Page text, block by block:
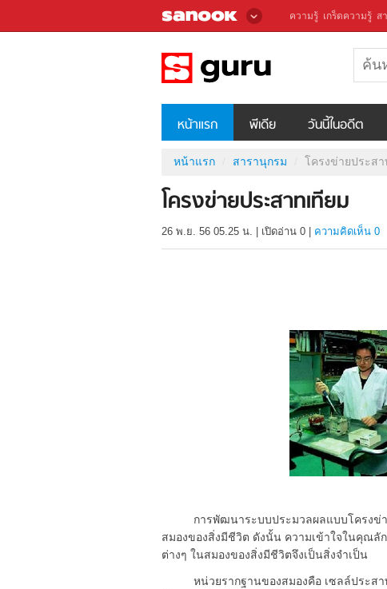
ความรู้ เกร็ดความรู้ ส
หน้าแรก พีเดีย วันนี้ในอดีต
หน้าแรก สารานุกรม โครงข่ายประสา
โครงข่ายประสาทเทียม
26 พ.ย. 56 05.25 น. เปิดอ่าน 0 ความคิดเห็น 0
การพัฒนาระบบประมวลผลแบบโครงข่าย
สมองของสิ่งมีชีวิต ดังนั้น ความเข้าใจในคุณลั
ต่างๆ ในสมองของสิ่งมีชีวิตจึงเป็นสิ่งจำเป็น
หน่วยรากฐานของสมองคือ เซลล์ประสาท